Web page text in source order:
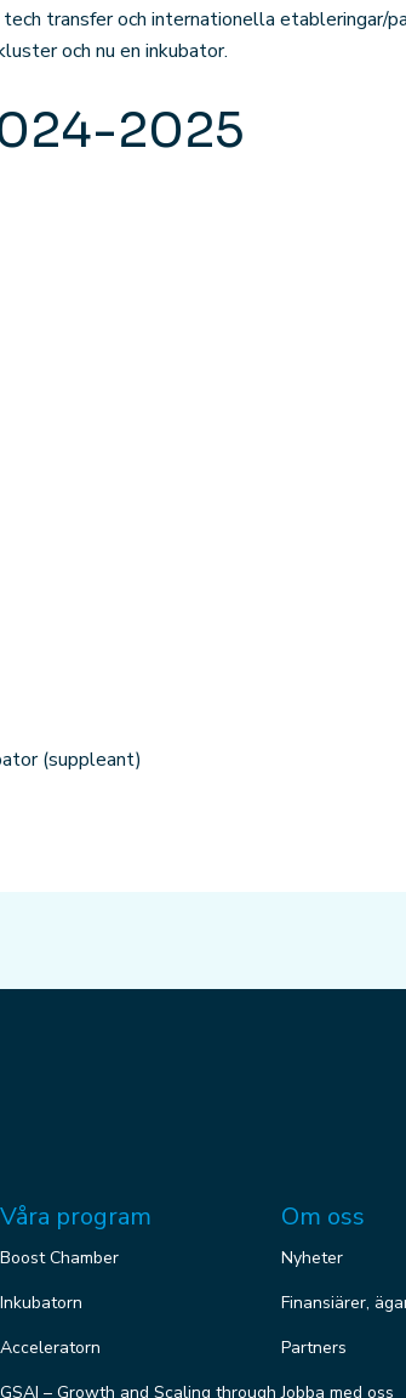
transfer och internationella etableringar/
och nu en inkubator.
2025
(suppleant)
Våra program
Boost Chamber
Inkubatorn
Acceleratorn
GSAI – Growth and Scaling through
Om oss
Nyheter
Finansiärer,
Partners
Jobba med oss